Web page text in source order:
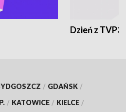
Dzień z TVP3
/ GDAŃSK /
/ KATOWICE / KIELCE /